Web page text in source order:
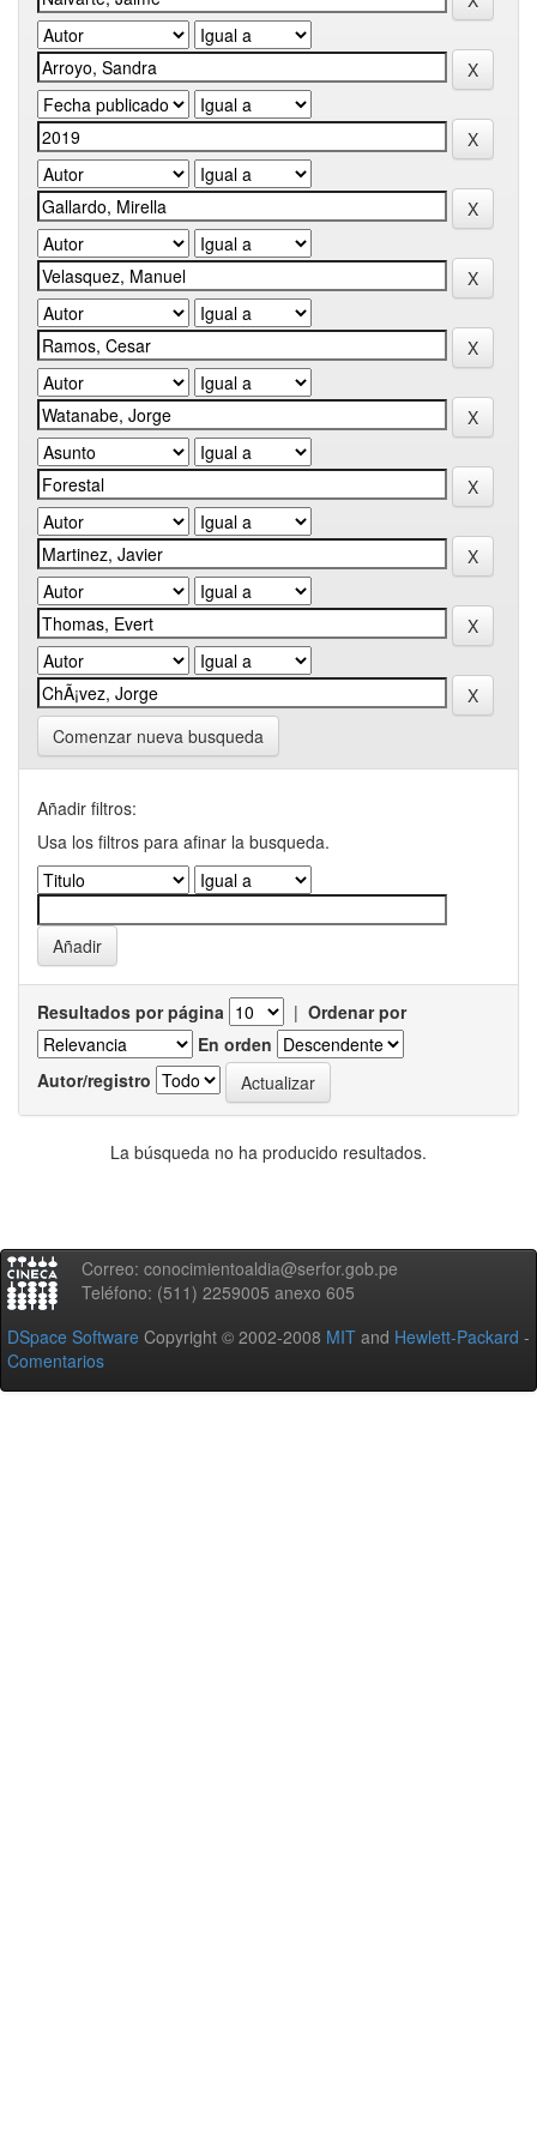
Comenzar nueva busqueda
Añadir filtros:
Usa los filtros para afinar la busqueda.
Resultados por página | Ordenar por
En orden
Autor/registro
La búsqueda no ha producido resultados.
Correo: conocimientoaldia@serfor.gob.pe
Teléfono: (511) 2259005 anexo 605
DSpace Software Copyright © 2002-2008 MIT and Hewlett-Packard -
Comentarios